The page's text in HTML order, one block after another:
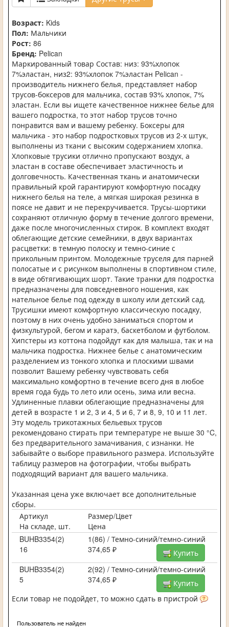
Возраст: Kids
Пол: Мальчики
Рост: 86
Бренд: Pelican
Маркированный товар Состав: низ: 93%хлопок
7%эластан, низ2: 93%хлопок 7%эластан Pelican -
производитель нижнего белья, представляет набор
трусов-боксеров для мальчика, состав 93% хлопок, 7%
эластан. Если вы ищете качественное нижнее белье для
вашего подростка, то этот набор трусов точно
понравится вам и вашему ребенку. Боксеры для
мальчика - это набор подростковых трусов из 2-х штук,
выполнены из ткани с высоким содержанием хлопка.
Хлопковые трусики отлично пропускают воздух, а
эластан в составе обеспечивает эластичность и
долговечность. Качественная ткань и анатомически
правильный крой гарантируют комфортную посадку
нижнего белья на теле, а мягкая широкая резинка в
поясе не давит и не перекручивается. Трусы-шортики
сохраняют отличную форму в течение долгого времени,
даже после многочисленных стирок. В комплект входят
облегающие детские семейники, в двух вариантах
расцветки: в темную полоску и темно-синие с
прикольным принтом. Молодежные труселя для парней
полосатые и с рисунком выполнены в спортивном стиле,
в виде обтягивающих шорт. Такие транки для подростка
предназначены для повседневного ношения, как
нательное белье под одежду в школу или детский сад.
Трусишки имеют комфортную классическую посадку,
поэтому в них очень удобно заниматься спортом и
физкультурой, бегом и каратэ, баскетболом и футболом.
Хипстеры из коттона подойдут как для малыша, так и на
мальчика подростка. Нижнее белье с анатомическим
разделением из тонкого хлопка и плоскими швами
позволит Вашему ребенку чувствовать себя
максимально комфортно в течение всего дня в любое
время года будь то лето или осень, зима или весна.
Удлиненные плавки облегающие предназначены для
детей в возрасте 1 и 2, 3 и 4, 5 и 6, 7 и 8, 9, 10 и 11 лет.
Эту модель трикотажных бельевых трусов
рекомендовано стирать при температуре не выше 30 °C,
без предварительного замачивания, с изнанки. Не
забывайте о выборе правильного размера. Используйте
таблицу размеров на фотографии, чтобы выбрать
подходящий вариант для вашего мальчика.
Указанная цена уже включает все дополнительные
сборы.
Артикул
Размер/Цвет
На складе, шт.
Цена
BUHB3354(2)
1(86) / Темно-синий/темно-синий
16
374,65 ₽
Купить
BUHB3354(2)
2(92) / Темно-синий/темно-синий
5
374,65 ₽
Купить
Если товар не подойдет, то можно сдать в пристрой
Пользователь не найден